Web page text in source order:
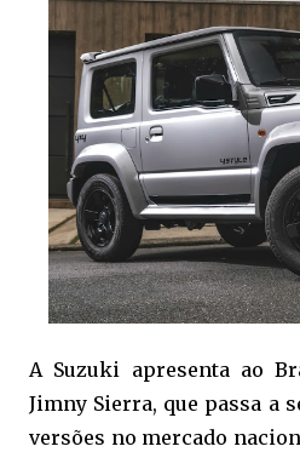
A Suzuki apresenta ao
Jimny Sierra, que passa a
versões no mercado